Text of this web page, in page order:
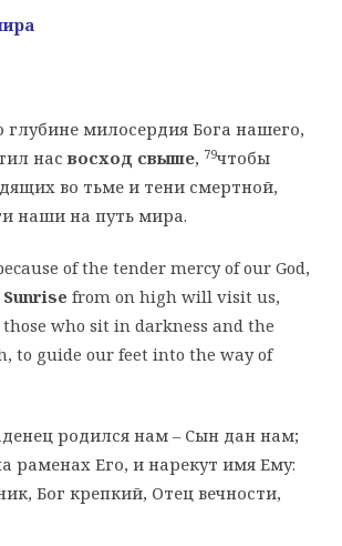
глубине милосердия Бога нашего,
насвосход свыше, 79чтобы
во тьме и тени смертной,
наши на путь мира.
of the tender mercy of our God,
from on high will visit us,
who sit in darkness and the
to guide our feet into the way of
родился нам – Сын дан нам;
раменах Его, и нарекут имя Ему:
Бог крепкий, Отец вечности,